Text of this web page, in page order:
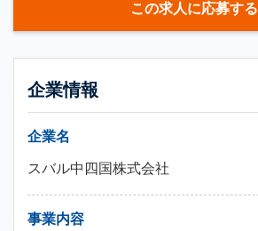
この求人に応募する
企業情報
企業名
スバル中四国株式会社
事業内容